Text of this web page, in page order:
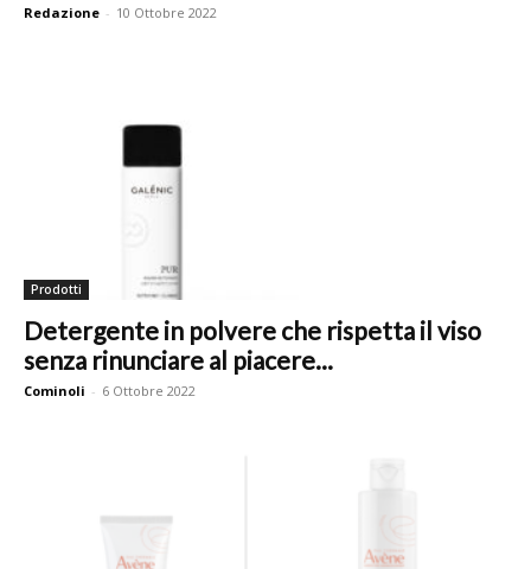
Redazione - 10 Ottobre 2022
Prodotti
Detergente in polvere che rispetta il viso
senza rinunciare al piacere...
Cominoli - 6 Ottobre 2022